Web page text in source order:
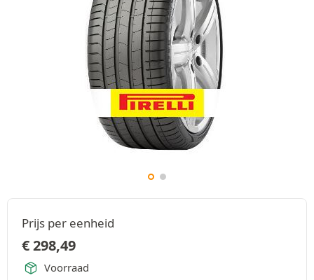
Prijs per eenheid
€298,49
Voorraad